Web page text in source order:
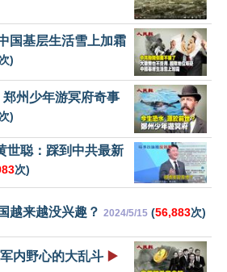
国基层生活雪上加霜
)
州少年游冥府奇事
)
世聪：踩到中共最新
次)
越来越没兴趣？ 2024/5/15 (56,883次)
内野心的大乱斗 ▶️